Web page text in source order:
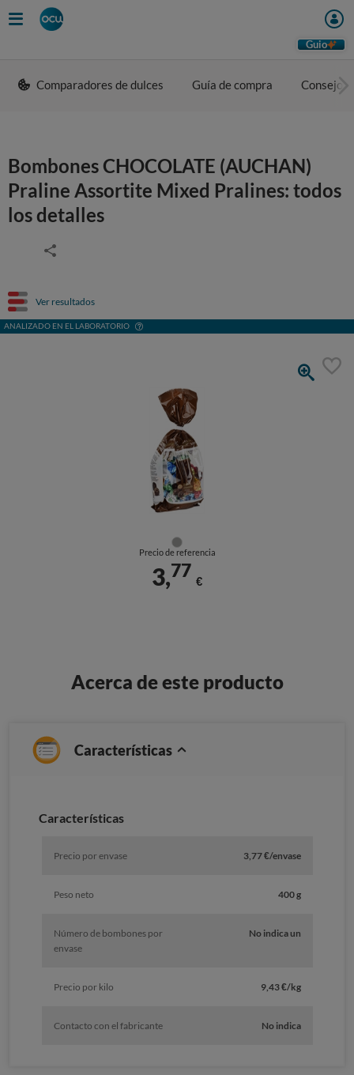
Guio
Comparadores de dulces Guía de compra Consejos
Bombones CHOCOLATE (AUCHAN)
Praline Assortite Mixed Pralines: todos
los detalles
Ver resultados
ANALIZADO EN EL LABORATORIO
Precio de referencia
3,77
€
Acerca de este producto
Características
Características
Precio por envase 3,77 €/envase
Peso neto 400 g
Número de bombones por
envase
No indica un
Precio por kilo 9,43 €/kg
Contacto con el fabricante No indica